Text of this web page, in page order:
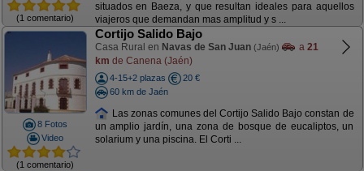
(1 comentario)
situados en Baeza, y que resultan ideales para aquellos
viajeros que demandan mas amplitud y s ...
8 Fotos
Video
(1 comentario)
Cortijo Salido Bajo
Casa Rural en Navas de San Juan (Jaén) a 21
km de Canena (Jaén)
4-15+2 plazas
20 €
60 km de Jaén
Las zonas comunes del Cortijo Salido Bajo constan de
un amplio jardín, una zona de bosque de eucaliptos, un
solarium y una piscina. El Corti ...